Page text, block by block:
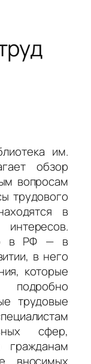
им.
обзор
вопросам
трудового
в
в РФ — в
в него
которые
трудовые
сфер,